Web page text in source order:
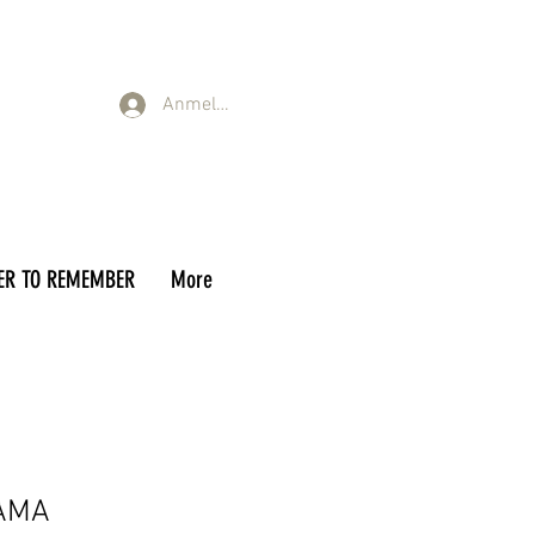
Anmelden
TO REMEMBER More